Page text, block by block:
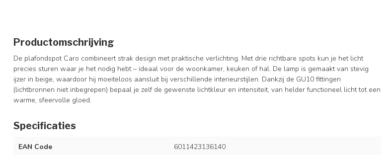
Productomschrijving
De plafondspot Caro combineert strak design met praktische verlichting. Met drie richtbare spots kun je het licht
precies sturen waar je het nodig hebt – ideaal voor de woonkamer, keuken of hal. De lamp is gemaakt van stevig
ijzer in beige, waardoor hij moeiteloos aansluit bij verschillende interieurstijlen. Dankzij de GU10 fittingen
(lichtbronnen niet inbegrepen) bepaal je zelf de gewenste lichtkleur en intensiteit, van helder functioneel licht tot een
warme, sfeervolle gloed.
Specificaties
EAN Code 6011423136140